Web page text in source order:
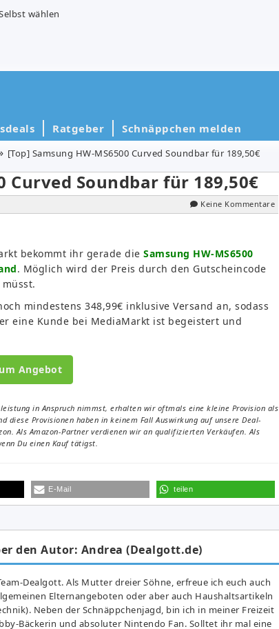
wählen
Ratgeber Schnäppchen melden
[Top] Samsung HW-MS6500 Curved Soundbar für 189,50€
Curved Soundbar für 189,50€
Keine Kommentare
bekommt ihr gerade die Samsung HW-MS6500
. Möglich wird der Preis durch den Gutscheincode
mindestens 348,99€ inklusive Versand an, sodass
eine Kunde bei MediaMarkt ist begeistert und
Angebot
in Anspruch nimmst, erhalten wir oftmals eine kleine Provision als
diese Provisionen haben in keinem Fall Auswirkung auf unsere Deal-
Als Amazon-Partner verdienen wir an qualifizierten Verkäufen. Als
Du einen Kauf tätigst.
E-Mail teilen
den Autor: Andrea (Dealgott.de)
Dealgott. Als Mutter dreier Söhne, erfreue ich euch auch
Elternangeboten oder aber auch Haushaltsartikeln
Neben der Schnäppchenjagd, bin ich in meiner Freizeit
Bäckerin und absoluter Nintendo Fan. Solltet ihr mal eine